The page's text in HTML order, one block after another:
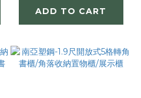
ADD TO CART